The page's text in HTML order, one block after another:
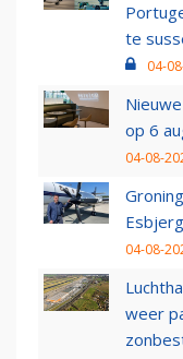
te
04-
op 6
04-08-
04-08-
weer